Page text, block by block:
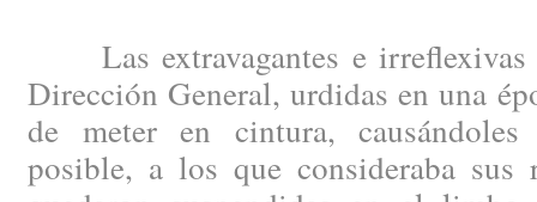
Las extravagantes e irreflexivas
Dirección General, urdidas en una
de meter en cintura,
posible, a los que consideraba sus